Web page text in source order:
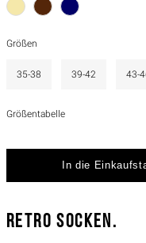
Größen
35-38 39-42 43-
Größentabelle
RETRO SOCKEN.